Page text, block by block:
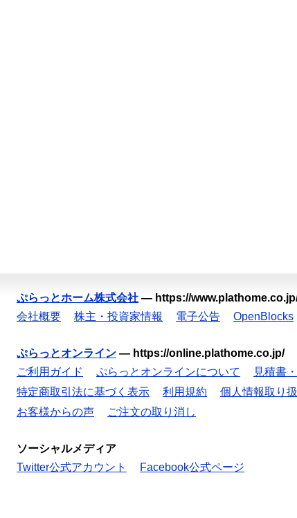
ぷらっとホーム株式会社 — https://
会社概要
株主・投資家情報 電子公告 OpenBlocks
ぷらっとオンライン — https://online.plathome.co.jp/
ご利用ガイド
ぷらっとオンラインについて 見積書
特定商取引法に基づく表示
利用規約 個人情報取り
お客様からの声
ご注文の取り消し
ソーシャルメディア
Twitter公式アカウント
Facebook公式ページ